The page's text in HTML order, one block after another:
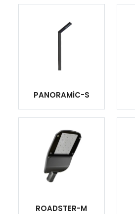
PANORAMİC-S
ROADSTER-M